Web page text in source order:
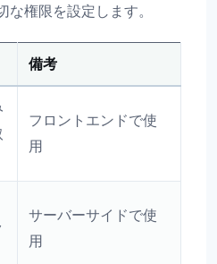
権限を設定します。
備考
フロントエンドで使
用
サーバーサイドで使
用